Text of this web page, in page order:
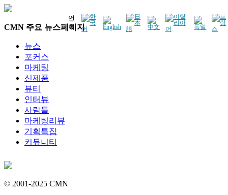
언
어
CMN 주요 뉴스페이지
뉴스
포커스
마케팅
신제품
뷰티
인터뷰
사람들
마케팅리뷰
기획특집
커뮤니티
© 2001-2025 CMN